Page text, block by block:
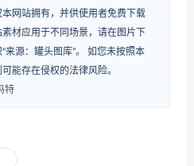
网站拥有，并供使用者免费下载
材应用于不同场景，请在图片下
来源：罐头图库”。 如您未按照本
能存在侵权的法律风险。
特